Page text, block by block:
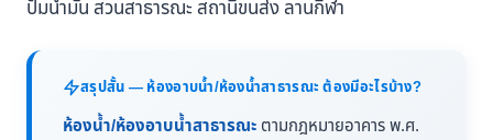
สรุปสั้น — ห้องอาบน้ำ/ห้องน้ำสาธารณะ ต้องมีอะไรบ้าง?
ห้องน้ำ/ห้องอาบน้ำสาธารณะ ตามกฎหมายอาคาร พ.ศ.